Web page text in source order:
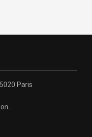
Paris